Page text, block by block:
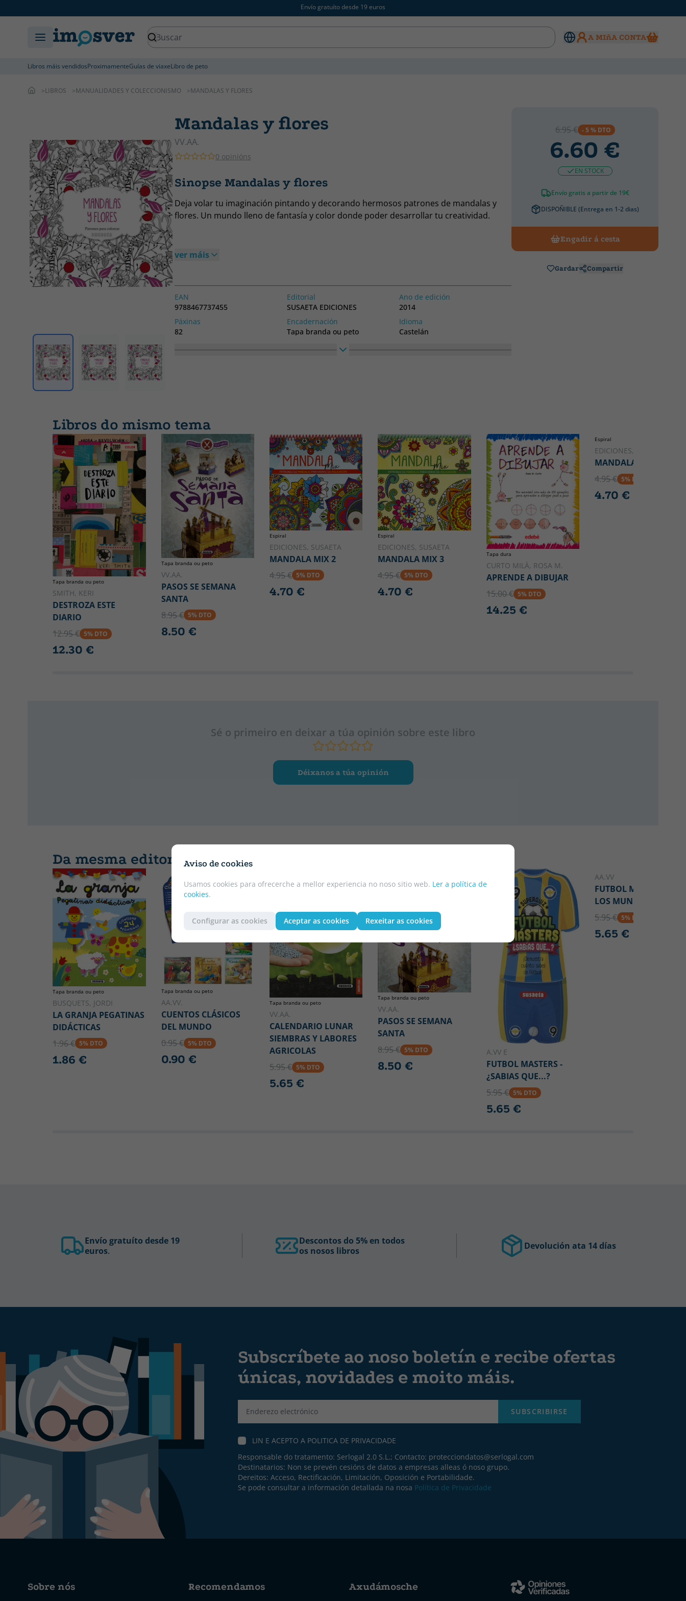
Envío gratuíto desde 19 euros
A MIñA CONTA
Libros máis vendidosProximamenteGuías de viaxeLibro de peto
Aviso de cookies
Usamos cookies para ofrecerche a mellor experiencia no noso sitio web. Ler a política de
cookies.
Configurar as cookies Aceptar as cookies Rexeitar as cookies
LIBROS MANUALIDADES Y COLECCIONISMO MANDALAS Y FLORES
Mandalas y flores
VV.AA.
0 opinións
Sinopse Mandalas y flores
Deja volar tu imaginación pintando y decorando hermosos patrones de mandalas y
flores. Un mundo lleno de fantasía y color donde poder desarrollar tu creatividad.
ver máis
EAN
9788467737455
Editorial
SUSAETA EDICIONES
Ano de edición
2014
Páxinas
82
Encadernación
Tapa branda ou peto
Idioma
Castelán
6.95 € - 5 % DTO
6.60 €
EN STOCK
Envío gratis a partir de 19€
DISPOÑIBLE (Entrega en 1-2 dias)
Engadir á cesta
Gardar Compartir
Libros do mismo tema
Tapa branda ou peto
SMITH, KERI
DESTROZA ESTE
DIARIO
12.95 € 5% DTO
12.30 €
Tapa branda ou peto
VV.AA.
PASOS SE SEMANA
SANTA
8.95 € 5% DTO
8.50 €
Espiral
EDICIONES, SUSAETA
MANDALA MIX 2
4.95 € 5% DTO
4.70 €
Espiral
EDICIONES, SUSAETA
MANDALA MIX 3
4.95 € 5% DTO
4.70 €
Tapa dura
CURTO MILÀ, ROSA M.
APRENDE A DIBUJAR
15.00 € 5% DTO
14.25 €
Espiral
EDICIONES, SUSAETA
MANDALA MIX 1
4.95 € 5% DTO
4.70 €
Sé o primeiro en deixar a túa opinión sobre este libro
Déixanos a túa opinión
Da mesma editorial
Tapa branda ou peto
BUSQUETS, JORDI
LA GRANJA PEGATINAS
DIDÁCTICAS
1.96 € 5% DTO
1.86 €
Tapa branda ou peto
AA.VV.
CUENTOS CLÁSICOS
DEL MUNDO
0.95 € 5% DTO
0.90 €
Tapa branda ou peto
VV.AA.
CALENDARIO LUNAR
SIEMBRAS Y LABORES
AGRICOLAS
5.95 € 5% DTO
5.65 €
Tapa branda ou peto
VV.AA.
PASOS SE SEMANA
SANTA
8.95 € 5% DTO
8.50 €
A.VV E
FUTBOL MASTERS -
¿SABIAS QUE...?
5.95 € 5% DTO
5.65 €
AA.VV
FUTBOL MASTERS -
LOS MUNDIALES
5.95 € 5% DTO
5.65 €
Envío gratuíto desde 19
euros.
Descontos do 5% en todos
os nosos libros
Devolución ata 14 días
Subscríbete ao noso boletín e recibe ofertas
únicas, novidades e moito máis.
SUBSCRIBIRSE
LIN E ACEPTO A POLITICA DE PRIVACIDADE
Responsable do tratamento: Serlogal 2.0 S.L.; Contacto: protecciondatos@serlogal.com
Destinatarios: Non se prevén cesións de datos a empresas alleas ó noso grupo.
Dereitos: Acceso, Rectificación, Limitación, Oposición e Portabilidade.
Se pode consultar a información detallada na nosa Política de Privacidade
Sobre nós Recomendamos Axudámosche